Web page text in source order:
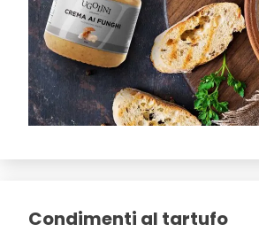
Condimenti al tartufo